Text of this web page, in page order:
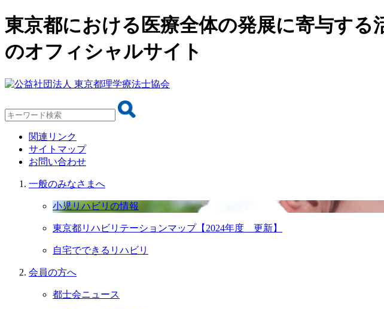
東京都における医療全体の発展に寄与する
のオフィシャルサイト
関連リンク
サイトマップ
お問い合わせ
一般のみなさまへ
小児リハビリの情報
東京都リハビリテーションマップ【2024年度 更新】
自宅でできるリハビリ
会員の⽅へ
都士会ニュース